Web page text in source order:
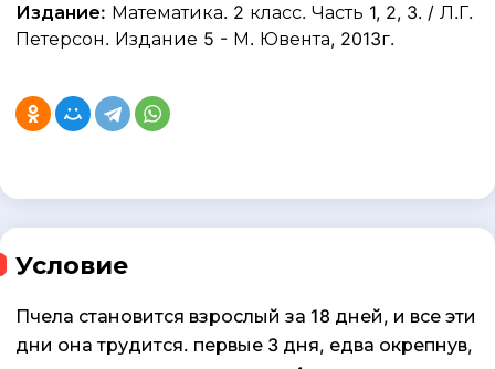
Издание: Математика. 2 класс. Часть 1, 2, 3. / Л.Г.
Петерсон. Издание 5 - М. Ювента, 2013г.
Условие
Пчела становится взрослый за 18 дней, и все эти
дни она трудится. первые 3 дня, едва окрепнув,